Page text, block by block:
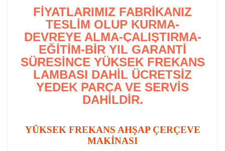
FİYATLARIMIZ FABRİKANIZ
TESLİM OLUP KURMA-
DEVREYE ALMA-ÇALIŞTIRMA-
EĞİTİM-BİR YIL GARANTİ
SÜRESİNCE YÜKSEK FREKANS
LAMBASI DAHİL ÜCRETSİZ
YEDEK PARÇA VE SERVİS
DAHİLDİR.
YÜKSEK FREKANS AHŞAP ÇERÇEVE
MAKİNASI